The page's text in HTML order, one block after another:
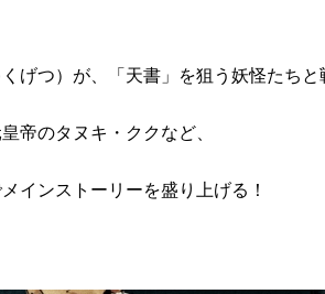
げつ）が、「天書」を狙う妖怪たちと
帝のタヌキ・ククなど、
インストーリーを盛り上げる！